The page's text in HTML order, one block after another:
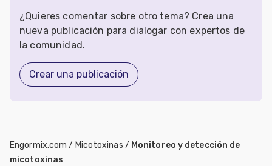
¿Quieres comentar sobre otro tema? Crea una
nueva publicación para dialogar con expertos de
la comunidad.
Crear una publicación
Engormix.com / Micotoxinas / Monitoreo y detección de
micotoxinas